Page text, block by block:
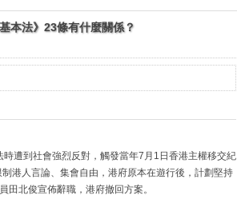
本法》23條有什麼關係？
遭到社會強烈反對，觸發當年7月1日香港主權移交紀
港人言論、集會自由，港府原本在遊行後，計劃堅持
田北俊宣佈辭職，港府撤回方案。